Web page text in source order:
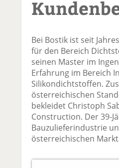
Bei Bostik ist seit
für den Bereich
seinen Master im
Erfahrung im Bereich
Silikondichtstoffen.
österreichischen
bekleidet Christoph
Construction. Der 39-
Bauzulieferindustrie
österreichischen